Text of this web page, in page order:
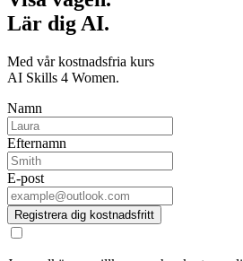
Lär dig AI.
Med vår kostnadsfria kurs
AI Skills 4 Women.
Namn
Efternamn
E-post
Registrera dig kostnadsfritt